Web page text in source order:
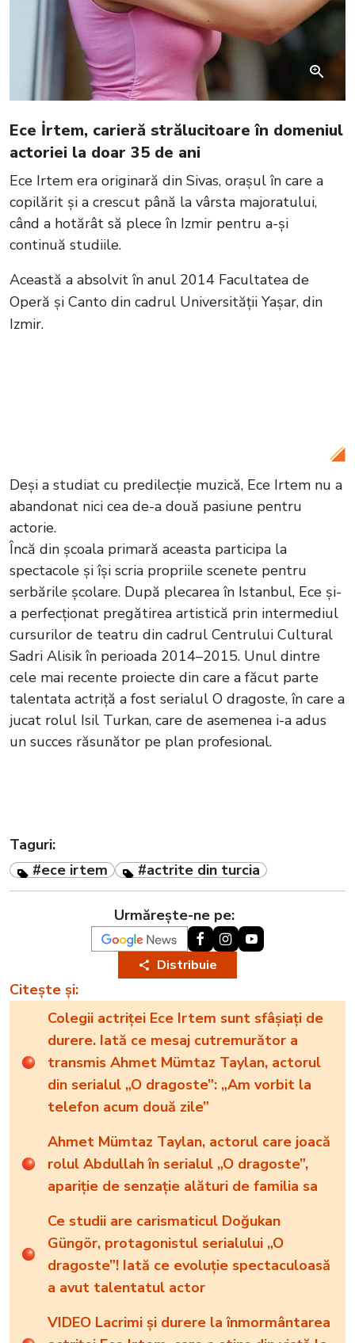
Ece İrtem, carieră strălucitoare în domeniul
actoriei la doar 35 de ani
Ece Irtem era originară din Sivas, orașul în care a
copilărit și a crescut până la vârsta majoratului,
când a hotărât să plece în Izmir pentru a-și
continuă studiile.
Această a absolvit în anul 2014 Facultatea de
Operă și Canto din cadrul Universității Yașar, din
Izmir.
Deși a studiat cu predilecție muzică, Ece Irtem nu a
abandonat nici cea de-a două pasiune pentru
actorie.
Încă din școala primară aceasta participa la
spectacole și își scria propriile scenete pentru
serbările școlare. După plecarea în Istanbul, Ece și-
a perfecționat pregătirea artistică prin intermediul
cursurilor de teatru din cadrul Centrului Cultural
Sadri Alisik în perioada 2014–2015. Unul dintre
cele mai recente proiecte din care a făcut parte
talentata actriță a fost serialul O dragoste, în care a
jucat rolul Isil Turkan, care de asemenea i-a adus
un succes răsunător pe plan profesional.
Taguri:
#ece irtem
#actrite din turcia
Urmărește-ne pe:
Distribuie
Citește și:
Colegii actriței Ece Irtem sunt sfâșiați de
durere. Iată ce mesaj cutremurător a
transmis Ahmet Mümtaz Taylan, actorul
din serialul „O dragoste”: „Am vorbit la
telefon acum două zile”
Ahmet Mümtaz Taylan, actorul care joacă
rolul Abdullah în serialul „O dragoste”,
apariție de senzație alături de familia sa
Ce studii are carismaticul Doğukan
Güngör, protagonistul serialului „O
dragoste”! Iată ce evoluție spectaculoasă
a avut talentatul actor
VIDEO Lacrimi și durere la înmormântarea